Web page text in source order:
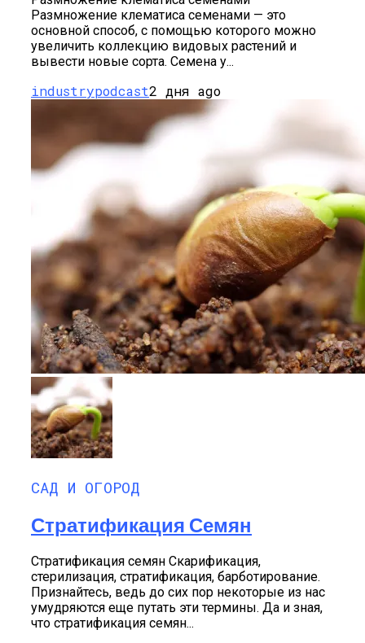
Размножение клематиса семенами — это
основной способ, с помощью которого можно
увеличить коллекцию видовых растений и
вывести новые сорта. Семена у...
industrypodcast2 дня ago
САД И ОГОРОД
Стратификация Семян
Стратификация семян Скарификация,
стерилизация, стратификация, барботирование.
Признайтесь, ведь до сих пор некоторые из нас
умудряются еще путать эти термины. Да и зная,
что стратификация семян...